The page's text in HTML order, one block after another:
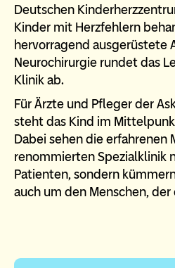
Deutschen
Kinder mit Herzfehlern
hervorragend ausgerüstete
Neurochirurgie rundet das
Klinik ab.
Für Ärzte und Pfleger der
steht das Kind im
Dabei sehen die erfahrenen
renommierten Spezialklinik
Patienten, sondern
auch um den Menschen,